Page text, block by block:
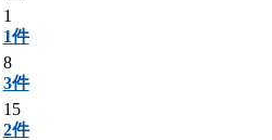
1
1件
8
3件
15
2件